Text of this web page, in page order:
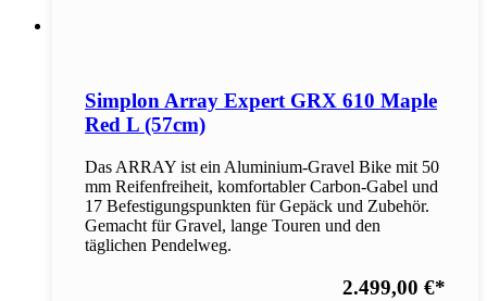
Simplon Array Expert GRX 610 Maple
Red L (57cm)
Das ARRAY ist ein Aluminium-Gravel Bike mit 50
mm Reifenfreiheit, komfortabler Carbon-Gabel und
17 Befestigungspunkten für Gepäck und Zubehör.
Gemacht für Gravel, lange Touren und den
täglichen Pendelweg.
2.499,00 €*